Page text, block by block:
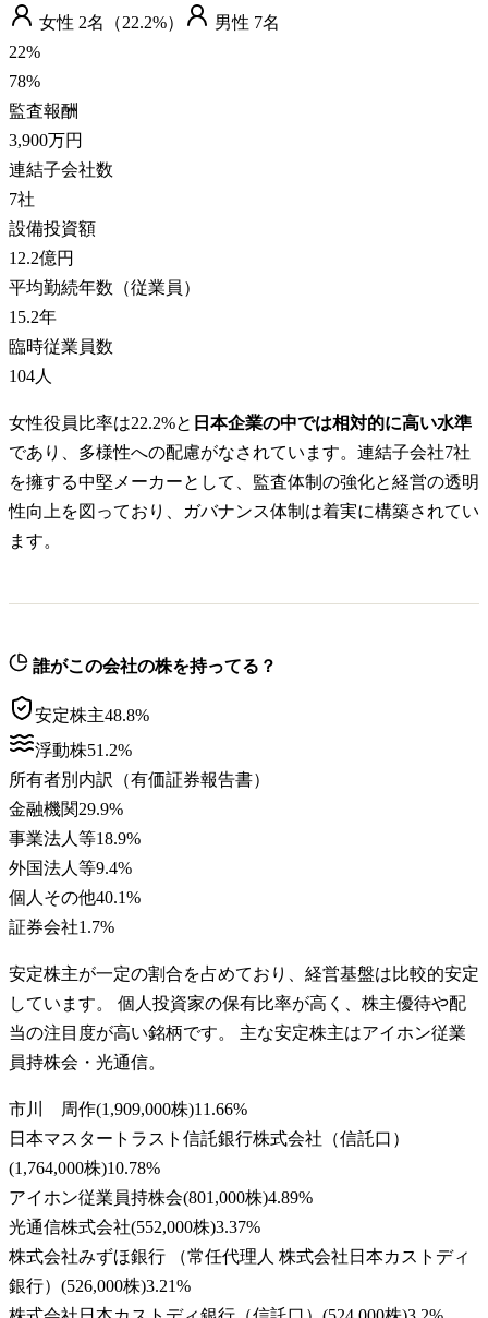
女性 2名（22.2%） 男性 7名
22%
78%
監査報酬
3,900万円
連結子会社数
7社
設備投資額
12.2億円
平均勤続年数（従業員）
15.2年
臨時従業員数
104人
女性役員比率は22.2%と 日本企業の中では相対的に高い水準
であり、多様性への配慮がなされています。連結子会社7社
を擁する中堅メーカーとして、監査体制の強化と経営の透明
性向上を図っており、ガバナンス体制は着実に構築されてい
ます。
誰がこの会社の株を持ってる？
安定株主48.8%
浮動株51.2%
所有者別内訳（有価証券報告書）
金融機関29.9%
事業法人等18.9%
外国法人等9.4%
個人その他40.1%
証券会社1.7%
安定株主が一定の割合を占めており、経営基盤は比較的安定
しています。 個人投資家の保有比率が高く、株主優待や配
当の注目度が高い銘柄です。 主な安定株主はアイホン従業
員持株会・光通信。
市川 周作(1,909,000株)11.66%
日本マスタートラスト信託銀行株式会社（信託口）
(1,764,000株)10.78%
アイホン従業員持株会(801,000株)4.89%
光通信株式会社(552,000株)3.37%
株式会社みずほ銀行 （常任代理人 株式会社日本カストディ
銀行） (526,000株)3.21%